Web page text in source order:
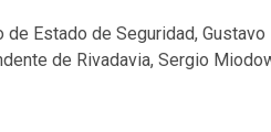
Estado de Seguridad, Gustavo
de Rivadavia, Sergio